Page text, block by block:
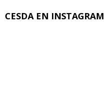
CESDA EN INSTAGRAM